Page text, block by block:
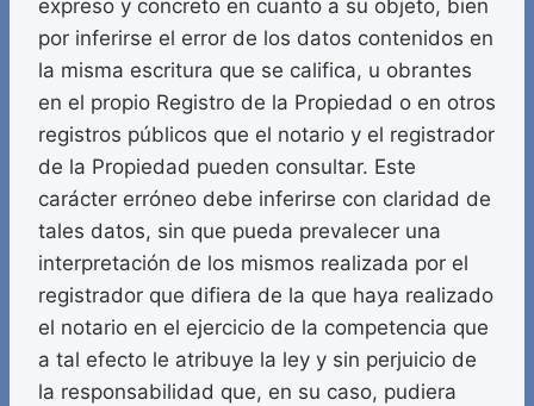
expreso y concreto en cuanto a su objeto, bien
por inferirse el error de los datos contenidos en
la misma escritura que se califica, u obrantes
en el propio Registro de la Propiedad o en otros
registros públicos que el notario y el registrador
de la Propiedad pueden consultar. Este
carácter erróneo debe inferirse con claridad de
tales datos, sin que pueda prevalecer una
interpretación de los mismos realizada por el
registrador que difiera de la que haya realizado
el notario en el ejercicio de la competencia que
a tal efecto le atribuye la ley y sin perjuicio de
la responsabilidad que, en su caso, pudiera